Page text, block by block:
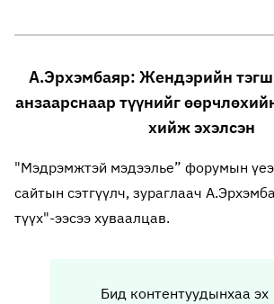
А.Эрхэмбаяр: Жендэрийн
анзаарснаар түүнийг
хийж эхэлсэн
"Мэдрэмжтэй мэдээлье” форумын
сайтын сэтгүүлч, зураглаач
түүх"-ээсээ хуваалцав.
Бид контентуудынхаа эх